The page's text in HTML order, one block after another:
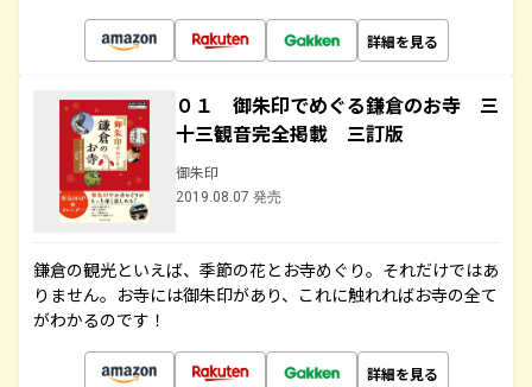
詳細を見る
０１ 御朱印でめぐる鎌倉のお寺 三
十三観音完全掲載 三訂版
御朱印
2019.08.07 発売
鎌倉の観光といえば、季節の花とお寺めぐり。それだけではあ
りません。お寺には御朱印があり、これに触れればお寺の全て
がわかるのです！
詳細を見る